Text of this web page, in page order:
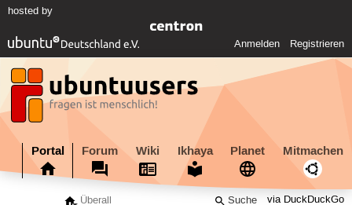
hosted by
Anmelden Registrieren
Portal Forum Wiki Ikhaya Planet Mitmachen
via DuckDuckGo